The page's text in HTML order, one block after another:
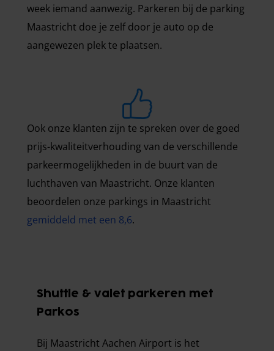
week iemand aanwezig. Parkeren bij de parking
Maastricht doe je zelf door je auto op de
aangewezen plek te plaatsen.
Ook onze klanten zijn te spreken over de goed
prijs-kwaliteitverhouding van de verschillende
parkeermogelijkheden in de buurt van de
luchthaven van Maastricht. Onze klanten
beoordelen onze parkings in Maastricht
gemiddeld met een 8,6.
Shuttle & valet parkeren met
Parkos
Bij Maastricht Aachen Airport is het